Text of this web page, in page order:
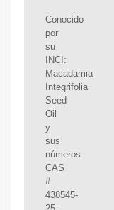
Conocido
por
su
INCI:
Macadamia
Integrifolia
Seed
Oil
y
sus
números
CAS
#
438545-